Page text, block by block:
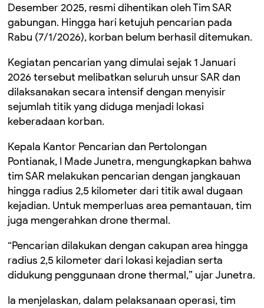
Desember 2025, resmi dihentikan oleh Tim SAR
gabungan. Hingga hari ketujuh pencarian pada
Rabu (7/1/2026), korban belum berhasil ditemukan.
Kegiatan pencarian yang dimulai sejak 1 Januari
2026 tersebut melibatkan seluruh unsur SAR dan
dilaksanakan secara intensif dengan menyisir
sejumlah titik yang diduga menjadi lokasi
keberadaan korban.
Kepala Kantor Pencarian dan Pertolongan
Pontianak, I Made Junetra, mengungkapkan bahwa
tim SAR melakukan pencarian dengan jangkauan
hingga radius 2,5 kilometer dari titik awal dugaan
kejadian. Untuk memperluas area pemantauan, tim
juga mengerahkan drone thermal.
“Pencarian dilakukan dengan cakupan area hingga
radius 2,5 kilometer dari lokasi kejadian serta
didukung penggunaan drone thermal,” ujar Junetra.
Ia menjelaskan, dalam pelaksanaan operasi, tim